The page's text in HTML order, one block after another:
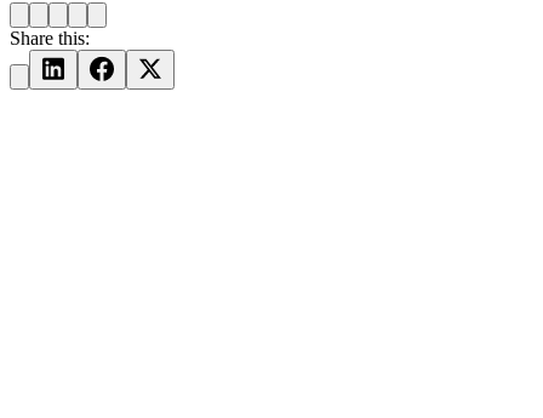
Share this: